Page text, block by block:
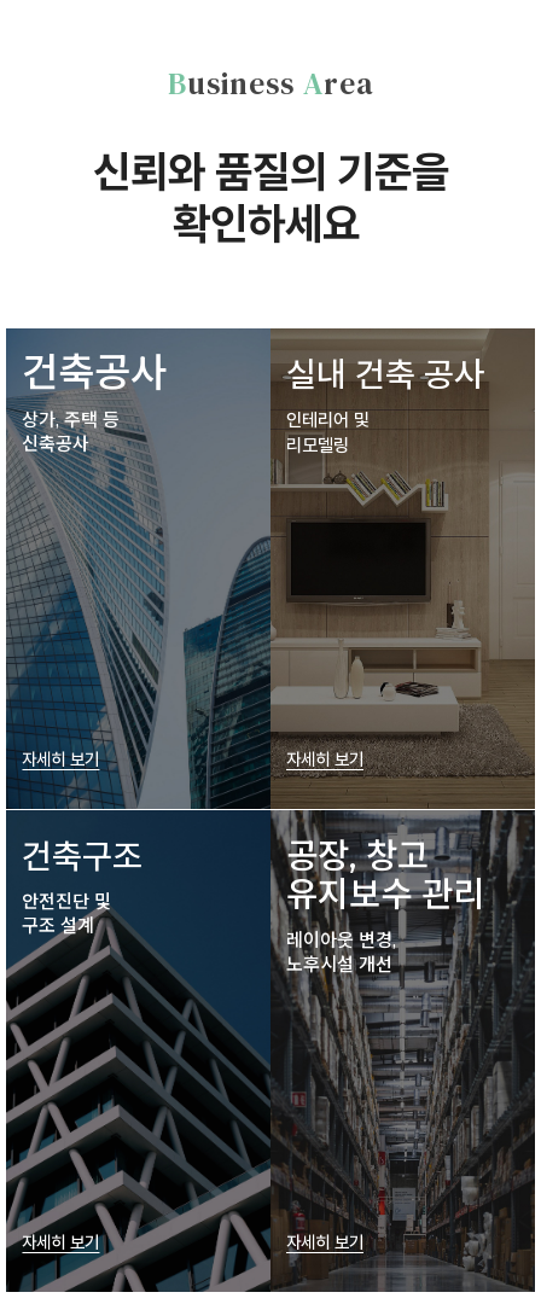
Business Area
신뢰와 품질의 기준을
확인하세요
건축공사
상가, 주택 등
​신축공사
자세히 보기
실내 건축 공사
인테리어 및
리모델링
자세히 보기
건축구조
안전진단 및
구조 설계
자세히 보기
공장, 창고
유지보수 관리
레이아웃 변경,
노후시설 개선
자세히 보기